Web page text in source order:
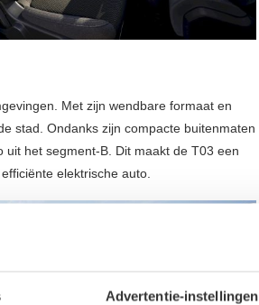
Advertentie-instellingen
Met zijn wendbare formaat en
stad. Ondanks zijn compacte buitenmaten
het segment-B. Dit maakt de T03 een
elektrische auto.